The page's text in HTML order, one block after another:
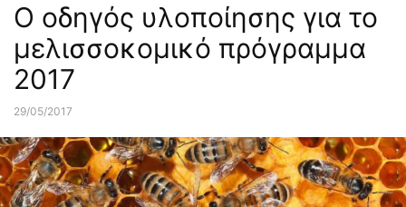
Κλάδοι Αιχμής
Ο oδηγός υλοποίησης για το
μελισσοκομικό πρόγραμμα
2017
29/05/2017